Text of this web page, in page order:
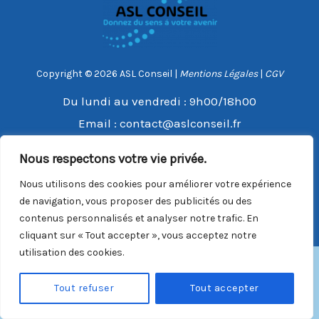
Nous respectons votre vie privée.
Nous utilisons des cookies pour améliorer votre expérience
de navigation, vous proposer des publicités ou des
contenus personnalisés et analyser notre trafic. En
cliquant sur « Tout accepter », vous acceptez notre
utilisation des cookies.
Tout refuser Tout accepter
Copyright © 2026 ASL Conseil | Mentions Légales | CGV
Du lundi au vendredi : 9h00/18h00
Email : contact@aslconseil.fr